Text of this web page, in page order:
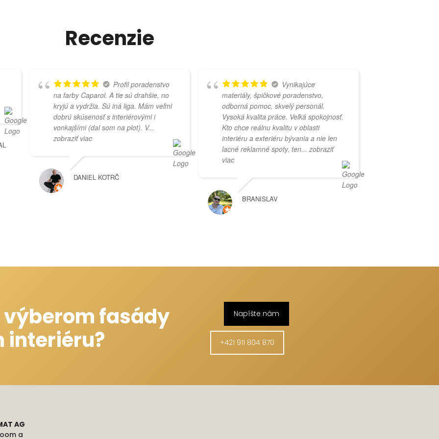
Recenzie
Profil poradenstvo
na farby Caparol. A tie sú drahšie, no
kryjú a vydržia. Sú iná liga. Mám veľmi
dobrú skúsenosť s interiérovými i
vonkajšími (dal som na plot). V...
zobraziť viac
DANIEL KOTRČ
Vynikajúce
materiály, špičkové poradenstvo,
odborná pomoc, skvelý personál.
Vysoká kvalita práce. Veľká spokojnosť.
Kto chce reálnu kvalitu v oblasti
interiéru a exteriéru bývania a nie len
lacné reklamné spoty, ten... zobraziť
viac
BRANISLAV
výberom fasády
interiéru?
Napíšte nám
+421 911 804 870
AG
a